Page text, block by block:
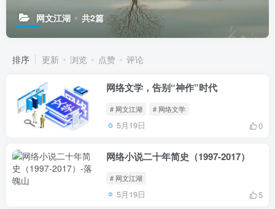
网文江湖 共2篇
排序 更新 浏览 点赞 评论
网络文学，告别“神作”时代
# 网文江湖 # 网络文学
5月19日 0
网络小说二十年简史（1997-2017）
# 网文江湖
5月19日 5